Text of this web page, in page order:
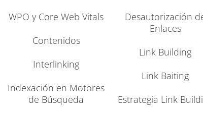
WPO y Core Web Vitals
Contenidos
Interlinking
Indexación en Motores
de Búsqueda
Desautorización
Enlaces
Link Building
Link Baiting
Estrategia Link